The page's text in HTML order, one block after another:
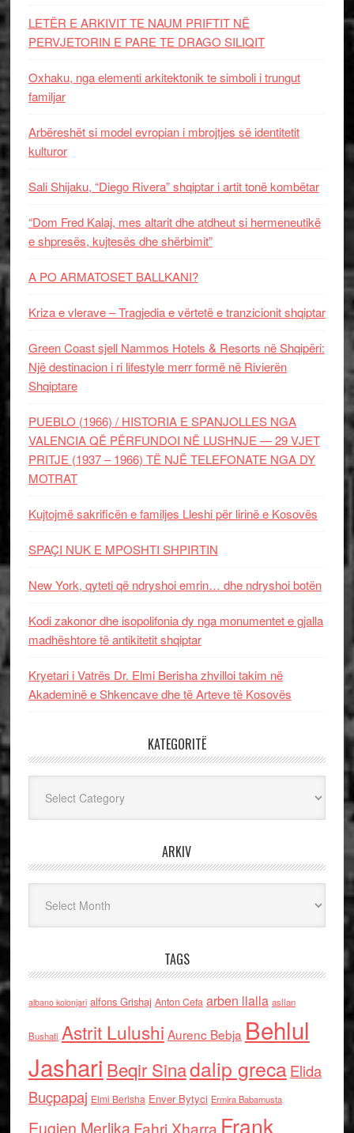
LETËR E ARKIVIT TE NAUM PRIFTIT NË
PERVJETORIN E PARE TE DRAGO SILIQIT
Oxhaku, nga elementi arkitektonik te simboli i trungut
familjar
Arbëreshët si model evropian i mbrojtjes së identitetit
kulturor
Sali Shijaku, “Diego Rivera” shqiptar i artit tonë kombëtar
“Dom Fred Kalaj, mes altarit dhe atdheut si hermeneutikë
e shpresës, kujtesës dhe shërbimit”
A PO ARMATOSET BALLKANI?
Kriza e vlerave – Tragjedia e vërtetë e tranzicionit shqiptar
Green Coast sjell Nammos Hotels & Resorts në Shqipëri:
Një destinacion i ri lifestyle merr formë në Rivierën
Shqiptare
PUEBLO (1966) / HISTORIA E SPANJOLLES NGA
VALENCIA QË PËRFUNDOI NË LUSHNJE — 29 VJET
PRITJE (1937 – 1966) TË NJË TELEFONATE NGA DY
MOTRAT
Kujtojmë sakrificën e familjes Lleshi për lirinë e Kosovës
SPAÇI NUK E MPOSHTI SHPIRTIN
New York, qyteti që ndryshoi emrin… dhe ndryshoi botën
Kodi zakonor dhe isopolifonia dy nga monumentet e gjalla
madhështore të antikitetit shqiptar
Kryetari i Vatrës Dr. Elmi Berisha zhvilloi takim në
Akademinë e Shkencave dhe të Arteve të Kosovës
KATEGORITË
ARKIV
TAGS
albano kolonjari alfons Grishaj Anton Cefa arben llalla asllan
Bushati Astrit Lulushi Aurenc Bebja Behlul
Jashari Beqir Sinadalip grecaElida
Buçpapaj Elmi Berisha Enver Bytyci Ermira Babamusta
Eugjen Merlika Fahri Xharra Frank